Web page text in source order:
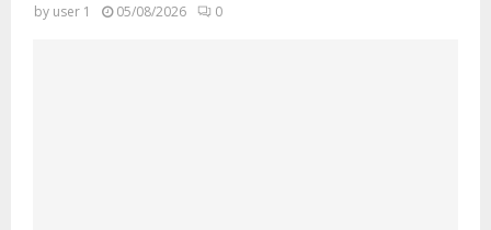
by user 1 05/08/2026 0